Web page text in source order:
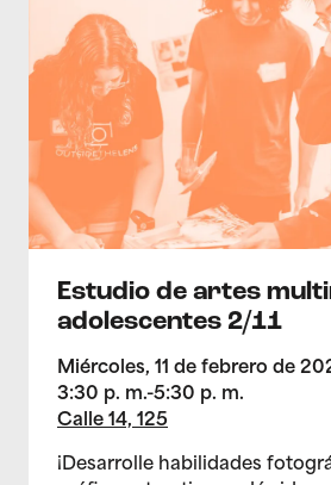
Estudio de artes
adolescentes 2/11
Miércoles, 11 de febrero de
3:30 p. m.-5:30 p. m.
Calle 14, 125
¡Desarrolle habilidades